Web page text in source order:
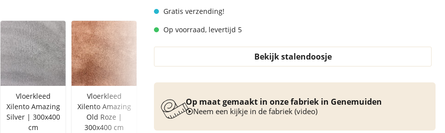
Vloerkleed turquoise
Gratis verzending!
Op voorraad, levertijd 5
Bekijk stalendoosje
Op maat gemaakt in onze fabriek in Genemuiden
Neem een kijkje in de fabriek (video)
Vloerkleed
Xilento Amazing
Silver | 300x400
cm
Vloerkleed
Xilento Amazing
Old Roze |
300x400 cm
Xilento Amazing
Anthracite |
Vloerkleed
Xilento Amazing
Blue | 300x400
Vloerkleed
Xilento Amazing
Taupe |